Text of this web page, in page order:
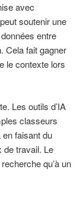
avec
soutenir une
entre
Cela fait gagner
le contexte lors
Les outils d’IA
classeurs
faisant du
de travail. Le
qu’à un